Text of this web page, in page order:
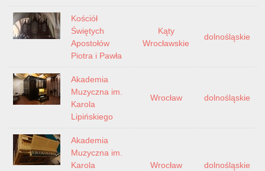
Kościół
Świętych
Apostołów
Piotra i Pawła
Kąty
Wrocławskie
dolnośląskie
Akademia
Muzyczna im.
Karola
Lipińskiego
Wrocław dolnośląskie
Akademia
Muzyczna im.
Karola
Wrocław dolnośląskie